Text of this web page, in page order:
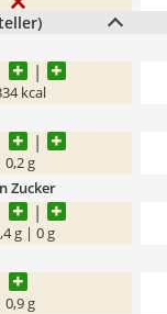
kcal
0,2 g
Zucker
g | 0 g
0,9 g